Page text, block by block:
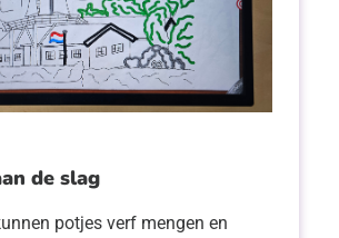
de slag
potjes verf mengen en